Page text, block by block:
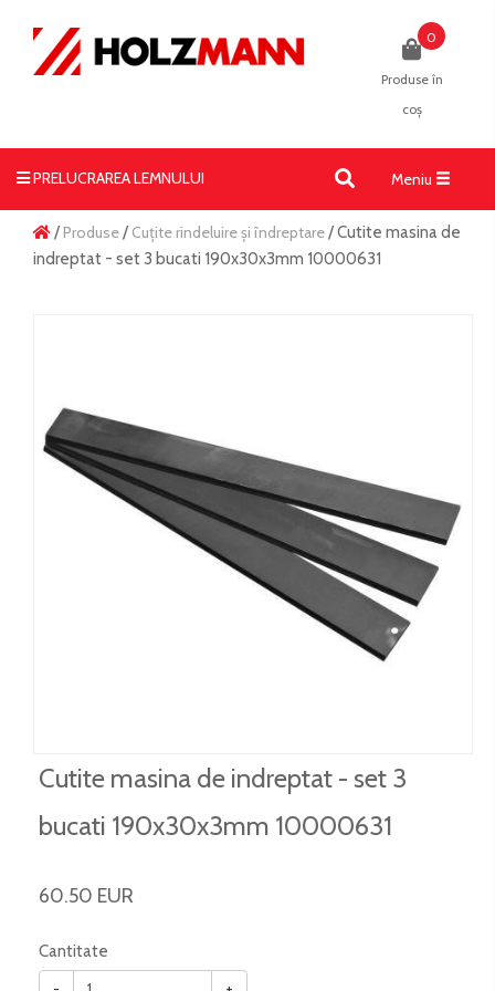
0
Produse în
coș
PRELUCRAREA LEMNULUI Meniu Toggle
/ Produse/ Cuțite rindeluire și îndreptare/ Cutite masina de
indreptat - set 3 bucati 190x30x3mm 10000631
Cutite masina de indreptat - set 3
bucati 190x30x3mm 10000631
60.50 EUR
Cantitate